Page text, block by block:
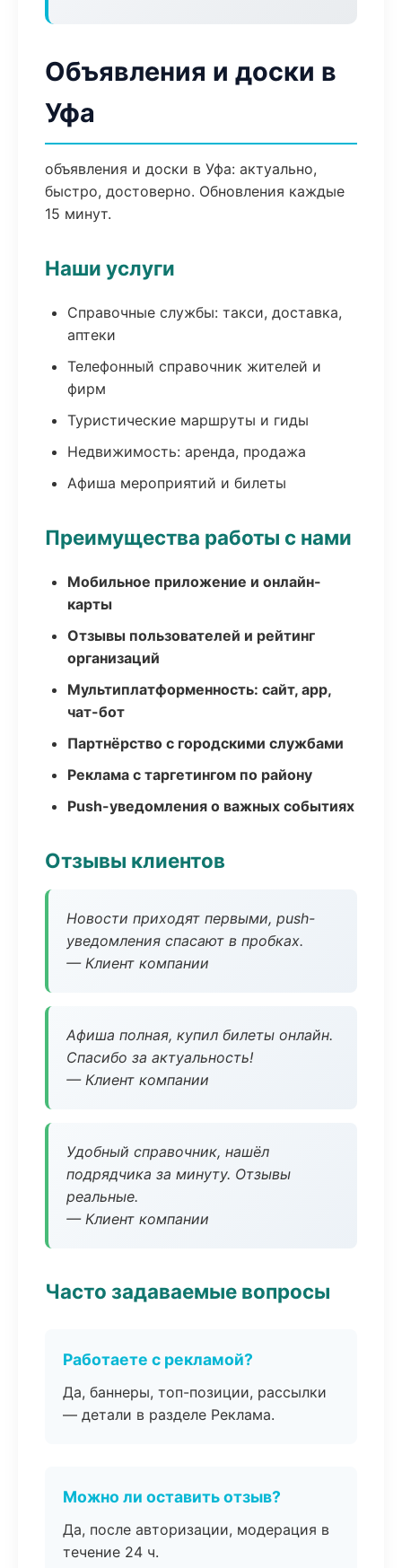
Объявления и доски в
Уфа
объявления и доски в Уфа: актуально,
быстро, достоверно. Обновления каждые
15 минут.
Наши услуги
Справочные службы: такси, доставка,
аптеки
Телефонный справочник жителей и
фирм
Туристические маршруты и гиды
Недвижимость: аренда, продажа
Афиша мероприятий и билеты
Преимущества работы с нами
Мобильное приложение и онлайн-
карты
Отзывы пользователей и рейтинг
организаций
Мультиплатформенность: сайт, app,
чат-бот
Партнёрство с городскими службами
Реклама с таргетингом по району
Push-уведомления о важных событиях
Отзывы клиентов
Новости приходят первыми, push-
уведомления спасают в пробках.
— Клиент компании
Афиша полная, купил билеты онлайн.
Спасибо за актуальность!
— Клиент компании
Удобный справочник, нашёл
подрядчика за минуту. Отзывы
реальные.
— Клиент компании
Часто задаваемые вопросы
Работаете с рекламой?
Да, баннеры, топ-позиции, рассылки
— детали в разделе Реклама.
Можно ли оставить отзыв?
Да, после авторизации, модерация в
течение 24 ч.